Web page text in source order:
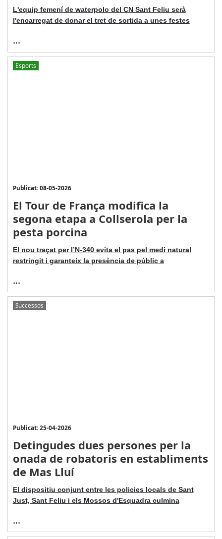
L'equip femení de waterpolo del CN Sant Feliu serà
l'encarregat de donar el tret de sortida a unes festes
...
Esports
Publicat: 08-05-2026
El Tour de França modifica la
segona etapa a Collserola per la
pesta porcina
El nou traçat per l’N-340 evita el pas pel medi natural
restringit i garanteix la presència de públic a
...
Successos
Publicat: 25-04-2026
Detingudes dues persones per la
onada de robatoris en establiments
de Mas Lluí
El dispositiu conjunt entre les policies locals de Sant
Just, Sant Feliu i els Mossos d'Esquadra culmina
...